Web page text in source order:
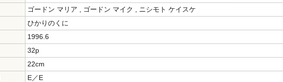
ゴードン マリア , ゴードン マイク , ニシモト ケイスケ
ひかりのくに
1996.6
32p
22cm
E／E